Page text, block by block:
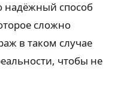
надёжный способ
сложно
в таком случае
чтобы не